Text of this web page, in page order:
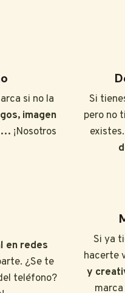
si no la
imagen
¡Nosotros
Si
pero no
en redes
¿Se te
teléfono?
Si ya
hacerte
y